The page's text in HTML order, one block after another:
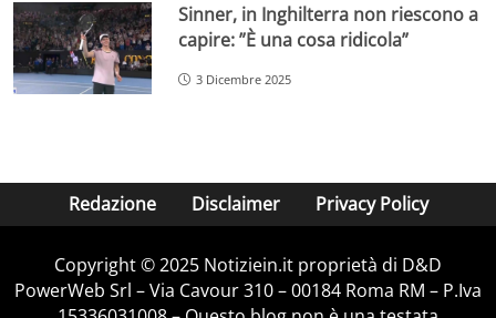
Sinner, in Inghilterra non riescono a
capire: ”È una cosa ridicola”
3 Dicembre 2025
Redazione Disclaimer Privacy Policy
Copyright © 2025 Notiziein.it proprietà di D&D
PowerWeb Srl – Via Cavour 310 – 00184 Roma RM – P.Iva